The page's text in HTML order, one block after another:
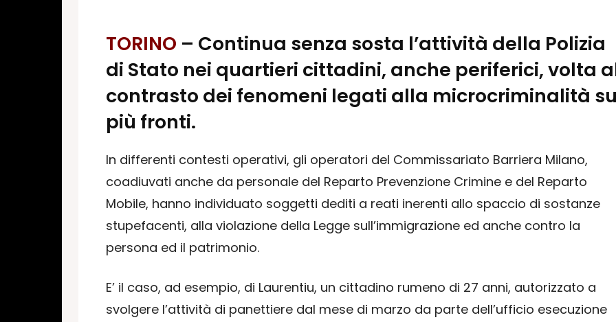
TORINO – Continua senza sosta l’attività della Polizia
di Stato nei quartieri cittadini, anche periferici, volta
contrasto dei fenomeni legati alla microcriminalità
più fronti.
In differenti contesti operativi, gli operatori del Commissariato Barriera Milano,
coadiuvati anche da personale del Reparto Prevenzione Crimine e del Reparto
Mobile, hanno individuato soggetti dediti a reati inerenti allo spaccio di sostanze
stupefacenti, alla violazione della Legge sull’immigrazione ed anche contro la
persona ed il patrimonio.
E’ il caso, ad esempio, di Laurentiu, un cittadino rumeno di 27 anni, autorizzato a
svolgere l’attività di panettiere dal mese di marzo da parte dell’ufficio esecuzione